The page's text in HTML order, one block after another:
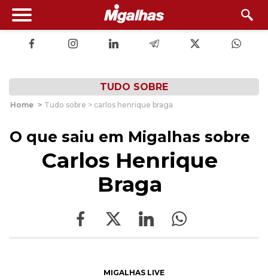
TUDO SOBRE
Home > Tudo sobre > carlos henrique braga
O que saiu em Migalhas sobre
Carlos Henrique
Braga
MIGALHAS LIVE